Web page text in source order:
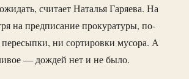
считает Наталья Гаряева. На
на предписание прокуратуры, по-
ни сортировки мусора. А
— дождей нет и не было.